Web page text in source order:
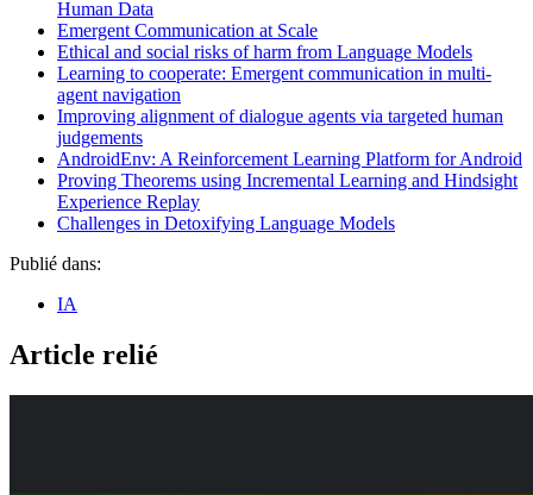
Human Data
Emergent Communication at Scale
Ethical and social risks of harm from Language Models
Learning to cooperate: Emergent communication in multi-
agent navigation
Improving alignment of dialogue agents via targeted human
judgements
AndroidEnv: A Reinforcement Learning Platform for Android
Proving Theorems using Incremental Learning and Hindsight
Experience Replay
Challenges in Detoxifying Language Models
Publié dans:
IA
Article relié